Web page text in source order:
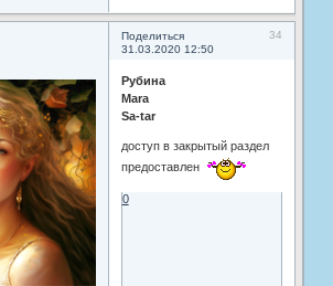
Поделиться
34
31.03.2020 12:50
Рубина
Mara
Sa-tar
доступ в закрытый раздел
предоставлен
0